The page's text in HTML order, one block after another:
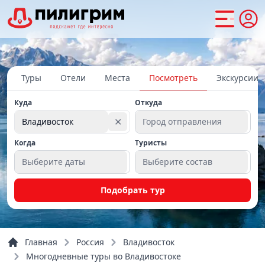
Туры Отели Места Посмотреть Экскурсии
Куда
Владивосток ✕
Откуда
Город отправления
Когда
Выберите даты
Туристы
Выберите состав
Подобрать тур
Главная Россия
Владивосток
Многодневные туры во Владивостоке